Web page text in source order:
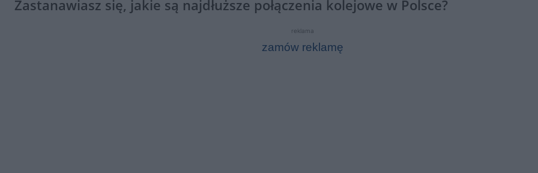
Zastanawiasz się, jakie są najdłuższe połączenia kolejowe w Polsce?
reklama
zamów reklamę